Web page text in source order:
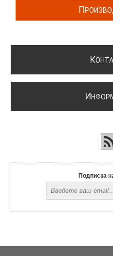
П
К
И
Подписка